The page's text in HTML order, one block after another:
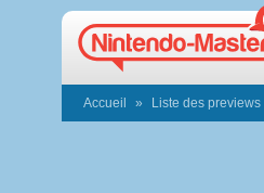
Accueil Liste des previews